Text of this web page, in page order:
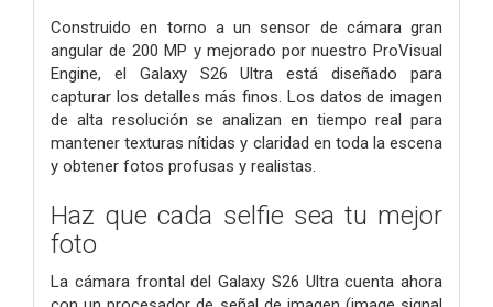
Construido en torno a un sensor de cámara gran
angular de 200 MP y mejorado por nuestro ProVisual
Engine, el Galaxy S26 Ultra está diseñado para
capturar los detalles más finos. Los datos de imagen
de alta resolución se analizan en tiempo real para
mantener texturas nítidas y claridad en toda la escena
y obtener fotos profusas y realistas.
Haz que cada selfie sea tu mejor
foto
La cámara frontal del Galaxy S26 Ultra cuenta ahora